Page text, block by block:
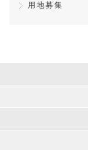
用地募集